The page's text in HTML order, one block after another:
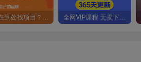
你还在到处找项目？还在当韭菜？我靠卖项目一个月收入5万+，曾经我也是个失败者。 全网VIP课程 无损下载~